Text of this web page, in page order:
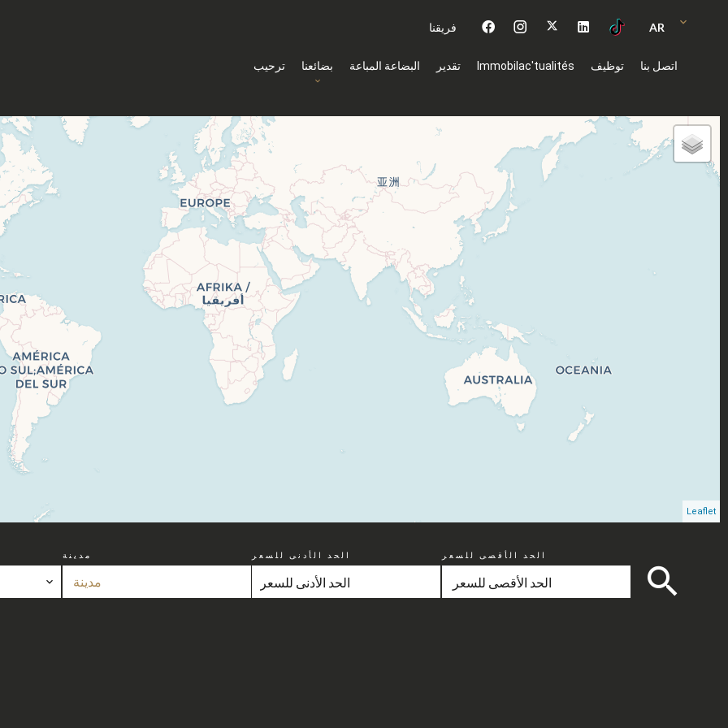
فريقنا AR
ترحيب بضائعنا البضاعة المباعة تقدير Immobilac'tualités توظيف اتصل بنا
Leaflet
مدينة
مدينة
الحد الأدنى للسعر الحد الأقصى للسعر